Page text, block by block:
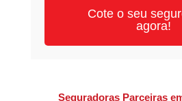
Cote o seu
agora!
Seguradoras Parceiras